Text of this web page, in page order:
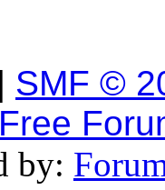
| SMF ©
Free
by: